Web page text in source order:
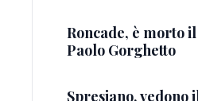
Roncade, è morto
Paolo Gorghetto
Spresiano, vedono